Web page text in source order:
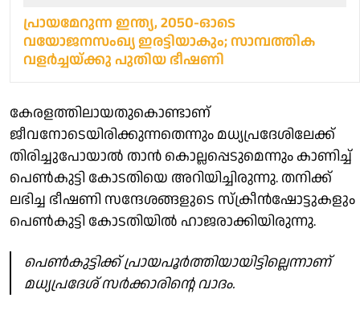
പ്രായമേറുന്ന ഇന്ത്യ, 2050-ഓടെ
വയോജനസംഖ്യ ഇരട്ടിയാകും; സാമ്പത്തിക
വളര്‍ച്ചയ്ക്കു പുതിയ ഭീഷണി
കേരളത്തിലായതുകൊണ്ടാണ്
ജീവനോടെയിരിക്കുന്നതെന്നും മധ്യപ്രദേശിലേക്ക്
തിരിച്ചുപോയാൽ താൻ കൊല്ലപ്പെടുമെന്നും കാണിച്ച്
പെൺകുട്ടി കോടതിയെ അറിയിച്ചിരുന്നു. തനിക്ക്
ലഭിച്ച ഭീഷണി സന്ദേശങ്ങളുടെ സ്ക്രീന്‍ഷോട്ടുകളും
പെണ്‍കുട്ടി കോടതിയില്‍ ഹാജരാക്കിയിരുന്നു.
പെൺകുട്ടിക്ക് പ്രായപൂർത്തിയായിട്ടില്ലെന്നാണ്
മധ്യപ്രദേശ് സർക്കാരിന്റെ വാ​ദം.